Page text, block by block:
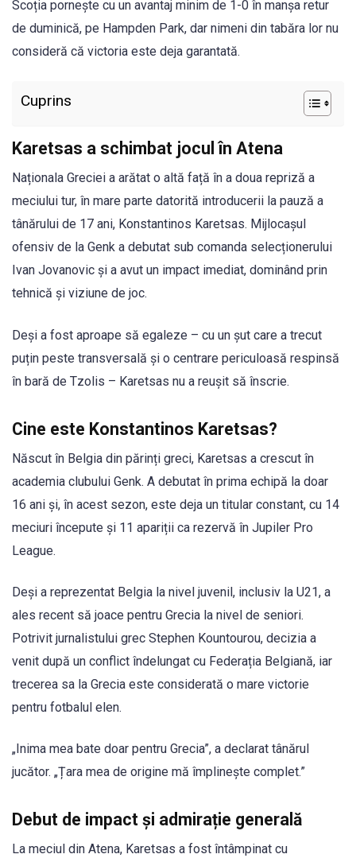
Scoția pornește cu un avantaj minim de 1-0 în manșa retur
de duminică, pe Hampden Park, dar nimeni din tabăra lor nu
consideră că victoria este deja garantată.
Cuprins
Karetsas a schimbat jocul în Atena
Naționala Greciei a arătat o altă față în a doua repriză a
meciului tur, în mare parte datorită introducerii la pauză a
tânărului de 17 ani, Konstantinos Karetsas. Mijlocașul
ofensiv de la Genk a debutat sub comanda selecționerului
Ivan Jovanovic și a avut un impact imediat, dominând prin
tehnică și viziune de joc.
Deși a fost aproape să egaleze – cu un șut care a trecut
puțin peste transversală și o centrare periculoasă respinsă
în bară de Tzolis – Karetsas nu a reușit să înscrie.
Cine este Konstantinos Karetsas?
Născut în Belgia din părinți greci, Karetsas a crescut în
academia clubului Genk. A debutat în prima echipă la doar
16 ani și, în acest sezon, este deja un titular constant, cu 14
meciuri începute și 11 apariții ca rezervă în Jupiler Pro
League.
Deși a reprezentat Belgia la nivel juvenil, inclusiv la U21, a
ales recent să joace pentru Grecia la nivel de seniori.
Potrivit jurnalistului grec Stephen Kountourou, decizia a
venit după un conflict îndelungat cu Federația Belgiană, iar
trecerea sa la Grecia este considerată o mare victorie
pentru fotbalul elen.
„Inima mea bate doar pentru Grecia”, a declarat tânărul
jucător. „Țara mea de origine mă împlinește complet.”
Debut de impact și admirație generală
La meciul din Atena, Karetsas a fost întâmpinat cu